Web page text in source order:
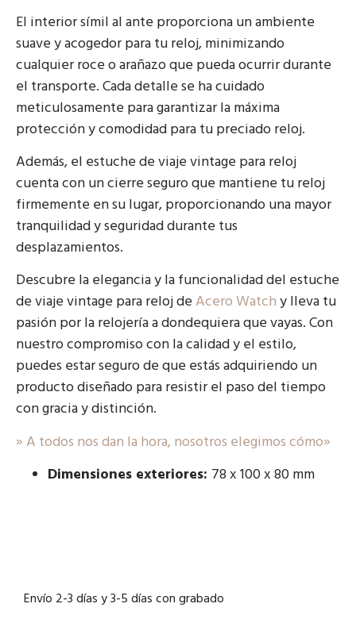
El interior símil al ante proporciona un ambiente
suave y acogedor para tu reloj, minimizando
cualquier roce o arañazo que pueda ocurrir durante
el transporte. Cada detalle se ha cuidado
meticulosamente para garantizar la máxima
protección y comodidad para tu preciado reloj.
Además, el estuche de viaje vintage para reloj
cuenta con un cierre seguro que mantiene tu reloj
firmemente en su lugar, proporcionando una mayor
tranquilidad y seguridad durante tus
desplazamientos.
Descubre la elegancia y la funcionalidad del estuche
de viaje vintage para reloj de Acero Watch y lleva tu
pasión por la relojería a dondequiera que vayas. Con
nuestro compromiso con la calidad y el estilo,
puedes estar seguro de que estás adquiriendo un
producto diseñado para resistir el paso del tiempo
con gracia y distinción.
» A todos nos dan la hora, nosotros elegimos cómo»
Dimensiones exteriores: 78 x 100 x 80 mm
Envío 2-3 días y 3-5 días con grabado